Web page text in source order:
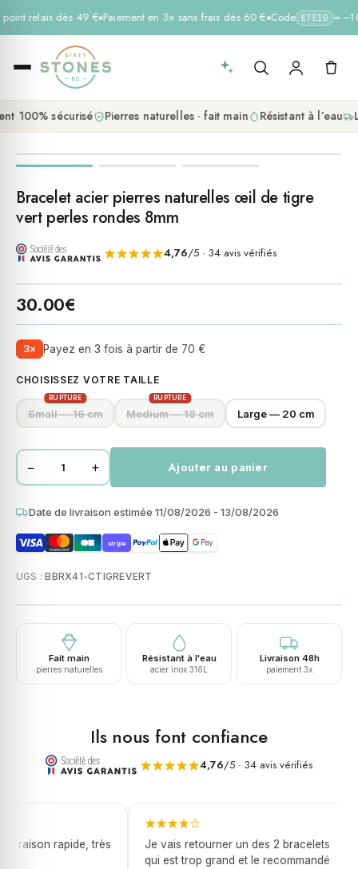
relais dès 49 € Paiement en 3× sans frais dès 60 € Code ETE10 =
100% sécurisé Pierres naturelles · fait main Résistant à l’eau
Bracelet acier pierres naturelles œil de tigre
vert perles rondes 8mm
4,76/5 · 34 avis vérifiés
30.00€
3× Payez en 3 fois à partir de 70 €
CHOISISSEZ VOTRE TAILLE
Small — 16 cm
RUPTURE
Medium — 18 cm
RUPTURE
Large — 20 cm
quantité
Bracelet
acier
pierres
naturelles
de
tigre
perles
rondes
− + Ajouter au panier
Date de livraison estimée 11/08/2026 - 13/08/2026
stripe
UGS :BBRX41-CTIGREVERT
Fait main
pierres naturelles
Résistant à l'eau
acier inox 316L
Livraison 48h
paiement 3x
Ils nous font confiance
4,76/5 · 34 avis vérifiés
rapide, très
Je vais retourner un des 2 bracelets
qui est trop grand et le recommandé